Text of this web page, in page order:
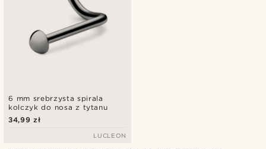
6 mm srebrzysta spirala
kolczyk do nosa z tytanu
34,99 zł
LUCLEON